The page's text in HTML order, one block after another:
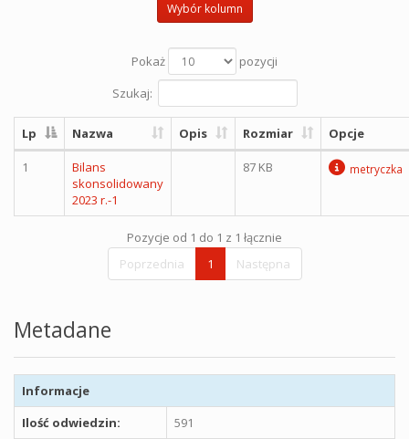
Wybór kolumn
Pokaż
pozycji
Szukaj:
Lp Nazwa Opis Rozmiar Opcje
1
Bilans
skonsolidowany
2023 r.-1
87 KB metryczka
Pozycje od 1 do 1 z 1 łącznie
Poprzednia
1 Następna
Metadane
Informacje
Ilość odwiedzin:
591